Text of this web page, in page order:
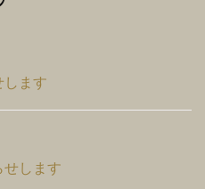
します
せします